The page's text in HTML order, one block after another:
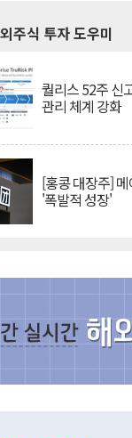
주식 투자 도우미
퀄리스 52주 신
관리 체계 강화
[홍콩 대장주]
'폭발적 성장'